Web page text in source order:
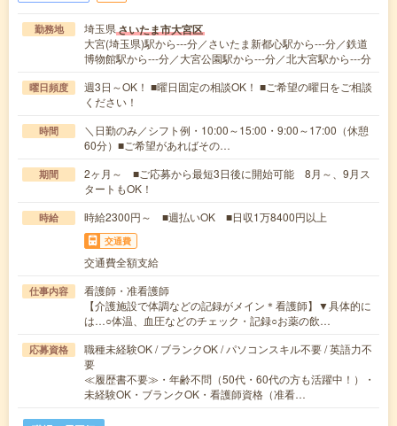
勤務地 埼玉県さいたま市大宮区
大宮(埼玉県)駅から---分／さいたま新都心駅から---分／鉄道
博物館駅から---分／大宮公園駅から---分／北大宮駅から---分
曜日頻度
週3日～OK！ ■曜日固定の相談OK！ ■ご希望の曜日をご相談
ください！
時間
＼日勤のみ／シフト例・10:00～15:00・9:00～17:00（休憩
60分）■ご希望があればその…
期間
2ヶ月～ ■ご応募から最短3日後に開始可能 8月～、9月ス
タートもOK！
時給 時給2300円～ ■週払いOK ■日収1万8400円以上
交通費
交通費全額支給
仕事内容
看護師・准看護師
【介護施設で体調などの記録がメイン＊看護師】▼具体的に
は…○体温、血圧などのチェック・記録○お薬の飲…
応募資格
職種未経験OK / ブランクOK / パソコンスキル不要 / 英語力不
要
≪履歴書不要≫・年齢不問（50代・60代の方も活躍中！）・
未経験OK・ブランクOK・看護師資格（准看…